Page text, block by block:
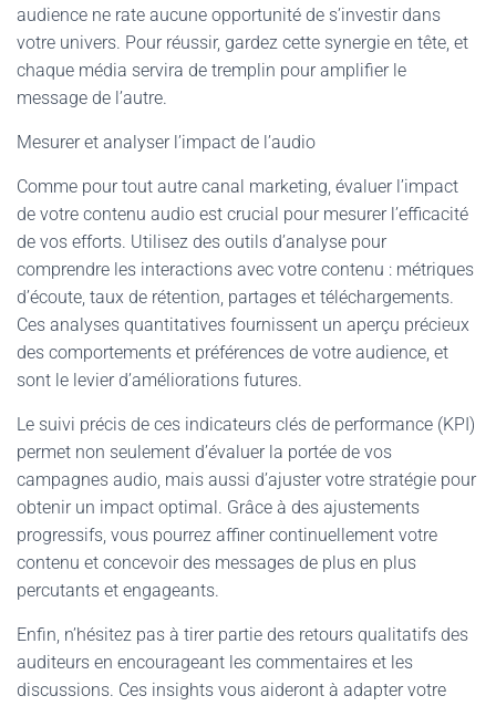
audience ne rate aucune opportunité de s’investir dans
votre univers. Pour réussir, gardez cette synergie en tête, et
chaque média servira de tremplin pour amplifier le
message de l’autre.
Mesurer et analyser l’impact de l’audio
Comme pour tout autre canal marketing, évaluer l’impact
de votre contenu audio est crucial pour mesurer l’efficacité
de vos efforts. Utilisez des outils d’analyse pour
comprendre les interactions avec votre contenu : métriques
d’écoute, taux de rétention, partages et téléchargements.
Ces analyses quantitatives fournissent un aperçu précieux
des comportements et préférences de votre audience, et
sont le levier d’améliorations futures.
Le suivi précis de ces indicateurs clés de performance (KPI)
permet non seulement d’évaluer la portée de vos
campagnes audio, mais aussi d’ajuster votre stratégie pour
obtenir un impact optimal. Grâce à des ajustements
progressifs, vous pourrez affiner continuellement votre
contenu et concevoir des messages de plus en plus
percutants et engageants.
Enfin, n’hésitez pas à tirer partie des retours qualitatifs des
auditeurs en encourageant les commentaires et les
discussions. Ces insights vous aideront à adapter votre